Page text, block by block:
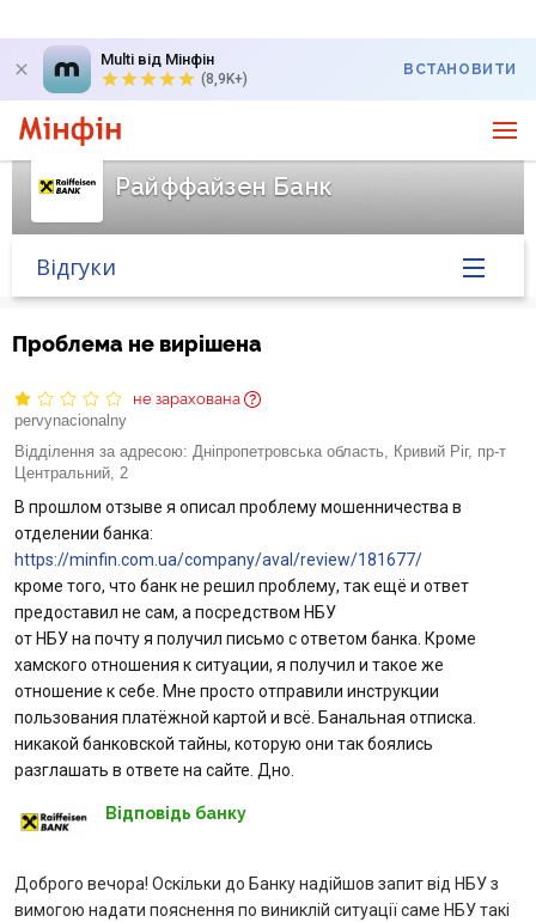
Multi від Мінфін
(8,9K+)
ВСТАНОВИТИ
Райффайзен Банк
Банк у новинах
Курс валют у банку
Питання банку
Відгуки
Відгуки
Депозити
Депозити юр. осіб
Кредити для бізнеса
Кредити
Картки
Проблема не вирішена
не зарахована
pervynacionalny
Відділення за адресою: Дніпропетровська область, Кривий Ріг, пр-т
Центральний, 2
В прошлом отзыве я описал проблему мошенничества в
отделении банка:
https://minfin.com.ua/company/aval/review/181677/
кроме того, что банк не решил проблему, так ещё и ответ
предоставил не сам, а посредством НБУ
от НБУ на почту я получил письмо с ответом банка. Кроме
хамского отношения к ситуации, я получил и такое же
отношение к себе. Мне просто отправили инструкции
пользования платёжной картой и всё. Банальная отписка.
никакой банковской тайны, которую они так боялись
разглашать в ответе на сайте. Дно.
Відповідь банку
Доброго вечора! Оскільки до Банку надійшов запит від НБУ з
вимогою надати пояснення по виниклій ситуації саме НБУ такі